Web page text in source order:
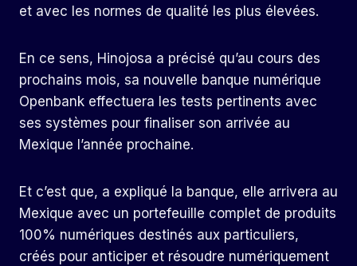
et avec les normes de qualité les plus élevées.
En ce sens, Hinojosa a précisé qu’au cours des
prochains mois, sa nouvelle banque numérique
Openbank effectuera les tests pertinents avec
ses systèmes pour finaliser son arrivée au
Mexique l’année prochaine.
Et c’est que, a expliqué la banque, elle arrivera au
Mexique avec un portefeuille complet de produits
100% numériques destinés aux particuliers,
créés pour anticiper et résoudre numériquement